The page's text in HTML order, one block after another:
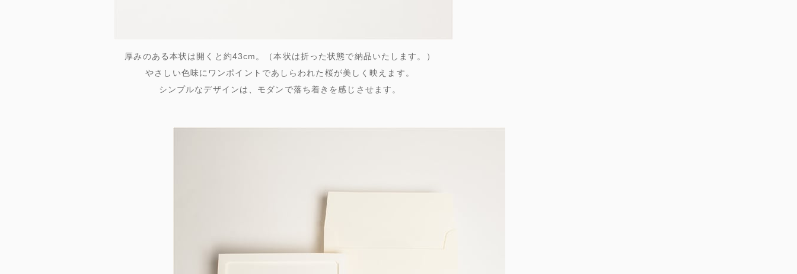
厚みのある本状は開くと約43cm。（本状は折った状態で納品いたします。）
やさしい色味にワンポイントであしらわれた桜が美しく映えます。
シンプルなデザインは、モダンで落ち着きを感じさせます。